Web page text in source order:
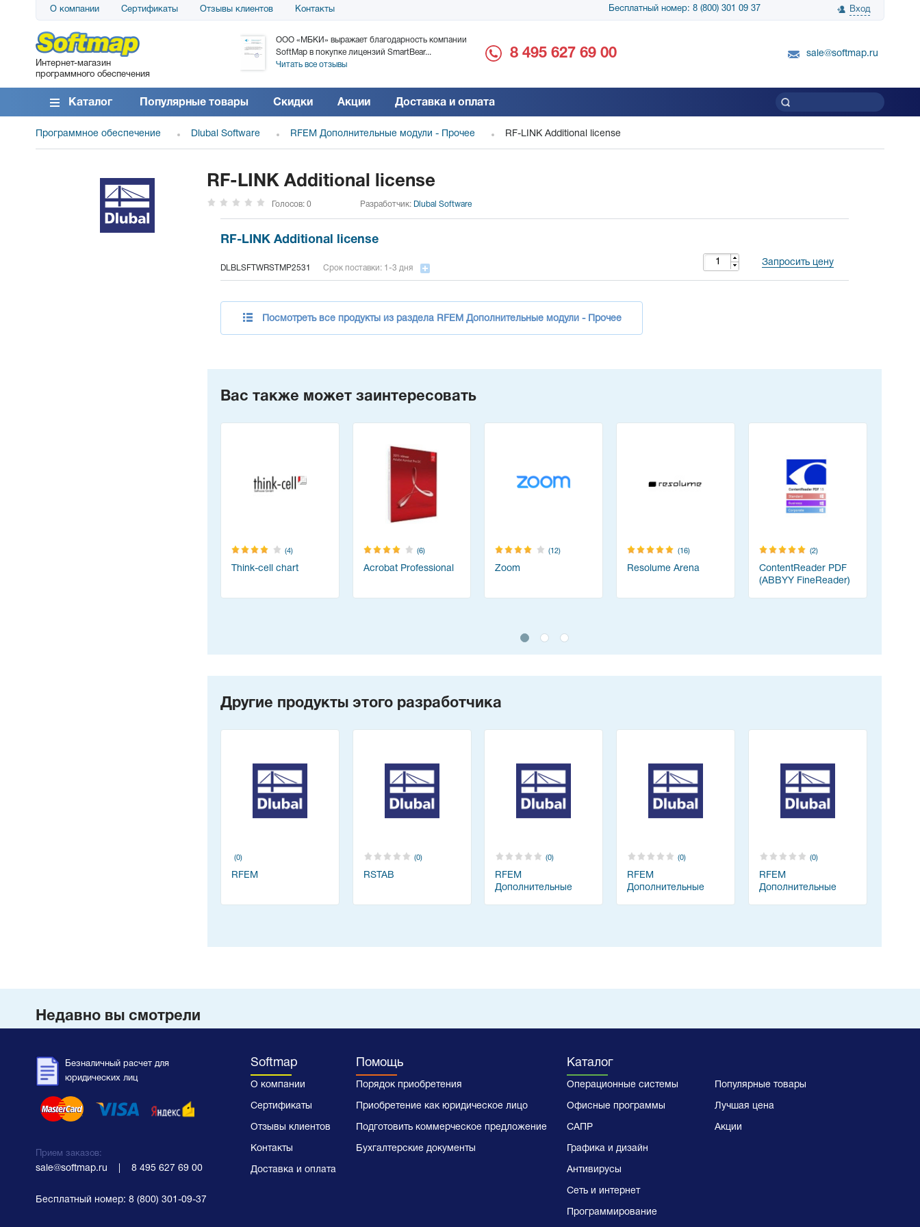
О компании Сертификаты Отзывы клиентов Контакты Бесплатный номер: 8 (800) 301 09 37 Вход
Интернет-магазин
программного обеспечения
АО «АТС» благодарит компанию SoftMap за
поставку программного обеспечения SolarWinds
DameWare...
Читать все отзывы
ООО «МБКИ» выражает благодарность компании
SoftMap в покупке лицензий SmartBear...
Читать все отзывы
благодарность за поставку SnapGene...
благодарность SoftMap за помощь в
8 495 627 69 00 sale@softmap.ru
Каталог Популярные товары Скидки Акции Доставка и оплата
Программное обеспечение Dlubal Software RFEM Дополнительные модули - Прочее RF-LINK Additional license
RF-LINK Additional license
Голосов: 0 Разработчик: Dlubal Software
RF-LINK Additional license
DLBLSFTWRSTMP2531 Срок поставки: 1-3 дня
Запросить цену
Посмотреть все продукты из раздела RFEM Дополнительные модули - Прочее
Вас также может заинтересовать
(4)
Think-cell chart
(6)
Acrobat Professional
(12)
Zoom
(16)
Resolume Arena
(2)
ContentReader PDF
(ABBYY FineReader)
Другие продукты этого разработчика
(0)
RFEM
(0)
RSTAB
(0)
RFEM
Дополнительные
(0)
RFEM
Дополнительные
(0)
RFEM
Дополнительные
Недавно вы смотрели
Безналичный расчет для
юридических лиц
Прием заказов:
sale@softmap.ru 8 495 627 69 00
Бесплатный номер: 8 (800) 301-09-37
Softmap
О компании
Сертификаты
Отзывы клиентов
Контакты
Доставка и оплата
Помощь
Порядок приобретения
Приобретение как юридическое лицо
Подготовить коммерческое предложение
Бухгалтерские документы
Каталог
Операционные системы
Офисные программы
САПР
Графика и дизайн
Антивирусы
Сеть и интернет
Программирование
Популярные товары
Лучшая цена
Акции